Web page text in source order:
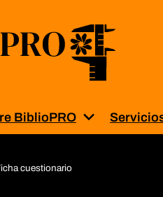
BiblioPRO Muestra el
cuestionario